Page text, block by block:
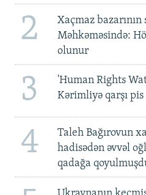
2
Xaçmaz
Məhkəməsində:
olunur
3
'Human Rights
Kərimliyə qarşı
4
Taleh Bağırovun
hadisədən əvvəl
qadağa